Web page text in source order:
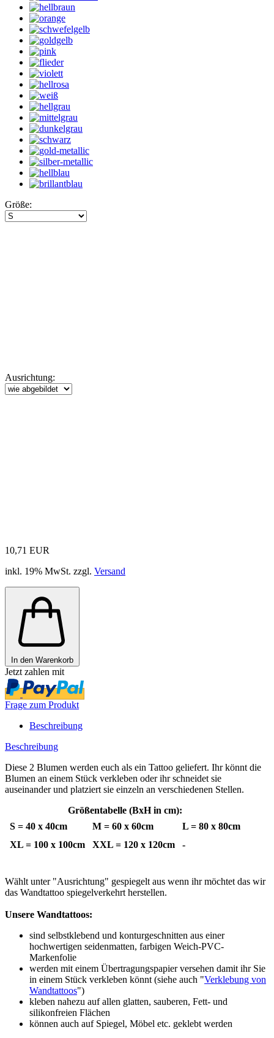
Größe:
Ausrichtung:
10,71 EUR
inkl. 19% MwSt. zzgl. Versand
In den Warenkorb
Jetzt zahlen mit
Frage zum Produkt
Beschreibung
Beschreibung
Diese 2 Blumen werden euch als ein Tattoo geliefert. Ihr könnt die
Blumen an einem Stück verkleben oder ihr schneidet sie
auseinander und platziert sie einzeln an verschiedenen Stellen.
Größentabelle (BxH in cm):
S = 40 x 40cm
M = 60 x 60cm
L = 80 x 80cm
XL = 100 x 100cm
XXL = 120 x 120cm -
Wählt unter "Ausrichtung" gespiegelt aus wenn ihr möchtet das wir
das Wandtattoo spiegelverkehrt herstellen.
Unsere Wandtattoos:
sind selbstklebend und konturgeschnitten aus einer
hochwertigen seidenmatten, farbigen Weich-PVC-
Markenfolie
werden mit einem Übertragungspapier versehen damit ihr Sie
in einem Stück verkleben könnt (siehe auch "Verklebung von
Wandtattoos")
kleben nahezu auf allen glatten, sauberen, Fett- und
silikonfreien Flächen
können auch auf Spiegel, Möbel etc. geklebt werden